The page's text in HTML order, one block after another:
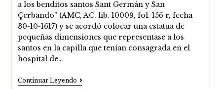
a los benditos santos Sant Germán y San
Çerbando” (AMC, AC, lib. 10009, fol. 156 r, fecha
30-10-1617) y se acordó colocar una estatua de
pequeñas dimensiones que representase a los
santos en la capilla que tenían consagrada en el
hospital de…
Continuar LeyendoLa